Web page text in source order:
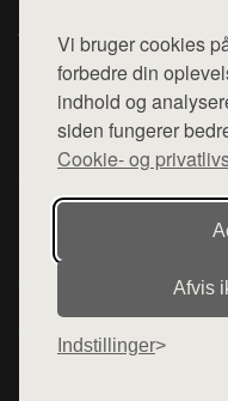
Vi bruger cookies
forbedre din
indhold og
siden fungerer
Cookie- og
Afvis
Indstillinger
Top Rabatter
Blog
Kontakt
Denne side er en del af
hjemmesider med
diverse webshops. Der
henviser til de shops,
varerne på lager.